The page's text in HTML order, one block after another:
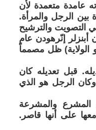
عامدة متعمدة لأن
الرجل والمرأة.
التصويت والترشيح
أبنزلر إنّرهودن عام
الولاية) ظل مصمماً
قبل تعديله كان
وكان الرجل هو الذي
المشرع والمشرعة
على أنها قاصر.